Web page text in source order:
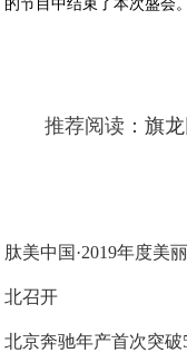
的节目中结束了本次盛会。
推荐阅读：旗龙
肽美中国·2019年度美
北召开
北京奔驰年产首次突破